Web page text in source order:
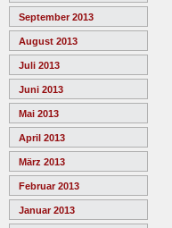
September 2013
August 2013
Juli 2013
Juni 2013
Mai 2013
April 2013
März 2013
Februar 2013
Januar 2013